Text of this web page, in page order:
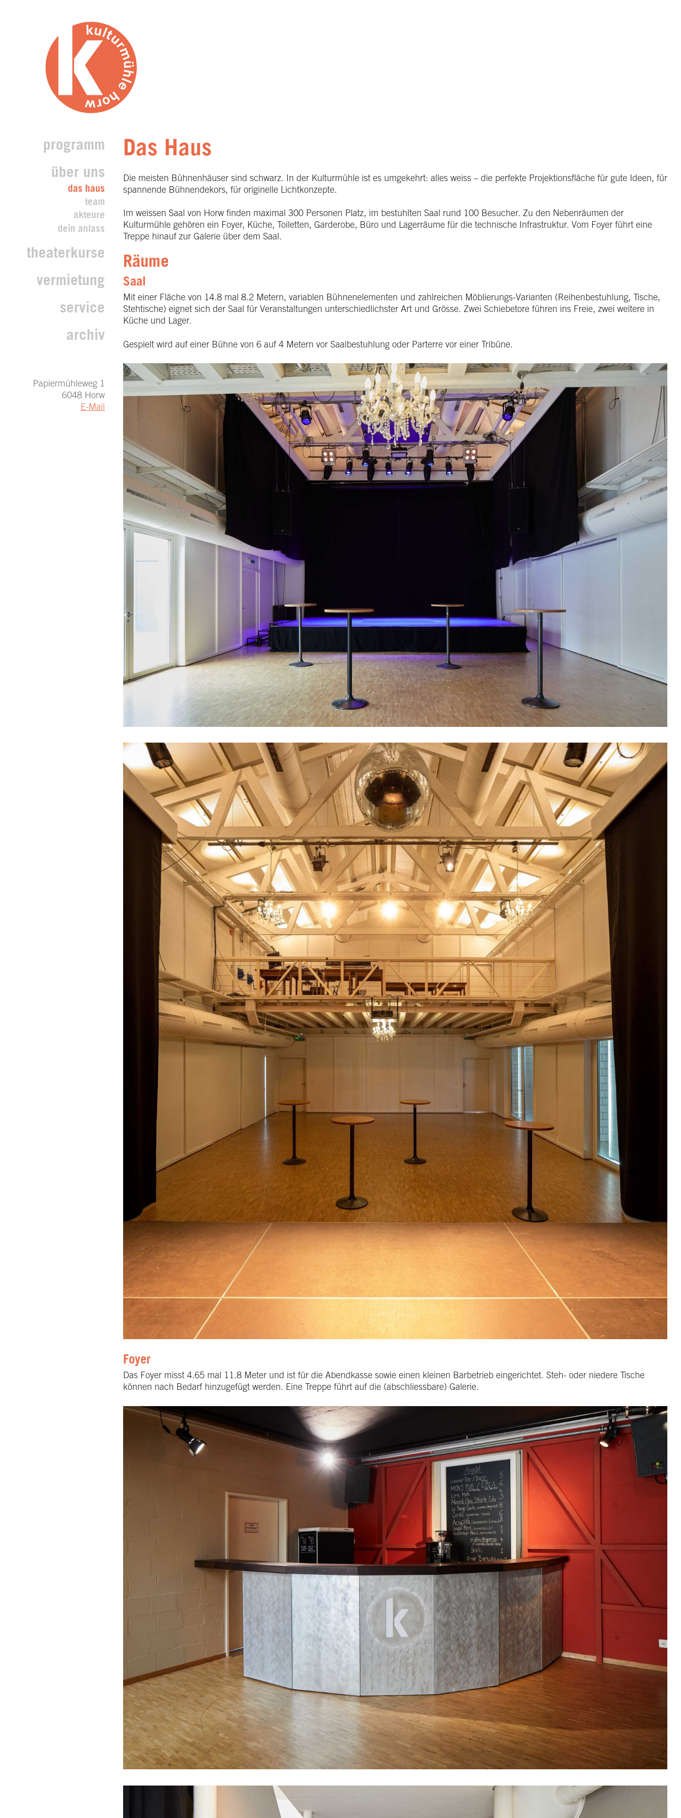
programm
über uns
das haus
team
akteure
dein anlass
theaterkurse
vermietung
service
archiv
Papiermühleweg 1
6048 Horw
E-Mail
Das Haus
Die meisten Bühnenhäuser sind schwarz. In der Kulturmühle ist es umgekehrt: alles weiss – die perfekte Projektionsfläche für gute Ideen, für
spannende Bühnendekors, für originelle Lichtkonzepte.
Im weissen Saal von Horw finden maximal 300 Personen Platz, im bestuhlten Saal rund 100 Besucher. Zu den Nebenräumen der
Kulturmühle gehören ein Foyer, Küche, Toiletten, Garderobe, Büro und Lagerräume für die technische Infrastruktur. Vom Foyer führt eine
Treppe hinauf zur Galerie über dem Saal.
Räume
Saal
Mit einer Fläche von 14.8 mal 8.2 Metern, variablen Bühnenelementen und zahlreichen Möblierungs-Varianten (Reihenbestuhlung, Tische,
Stehtische) eignet sich der Saal für Veranstaltungen unterschiedlichster Art und Grösse. Zwei Schiebetore führen ins Freie, zwei weitere in
Küche und Lager.
Gespielt wird auf einer Bühne von 6 auf 4 Metern vor Saalbestuhlung oder Parterre vor einer Tribüne.
Foyer
Das Foyer misst 4.65 mal 11.8 Meter und ist für die Abendkasse sowie einen kleinen Barbetrieb eingerichtet. Steh- oder niedere Tische
können nach Bedarf hinzugefügt werden. Eine Treppe führt auf die (abschliessbare) Galerie.